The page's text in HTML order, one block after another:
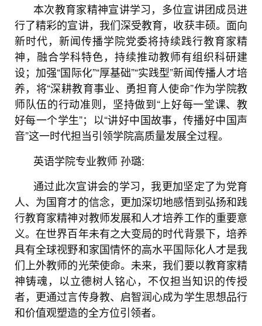
本次教育家精神宣讲学习，多位宣讲团成员进
行了精彩的宣讲，我们深受教育，收获丰硕。面向
新时代，新闻传播学院党委将持续践行教育家精
神，融合学科特色，持续推动教师有组织科研建
设；加强“国际化”“厚基础”“实践型”新闻传播人才培
养，将“深耕教育事业、勇担育人使命”作为学院教
师队伍的行动准则，坚持做到“上好每一堂课、教
好每一个学生”；以“讲好中国故事，传播好中国声
音”这一时代担当引领学院高质量发展全过程。
英语学院专业教师 孙璐:
通过此次宣讲会的学习，我更加坚定了为党育
人、为国育才的信念，更加深切地感悟到弘扬和践
行教育家精神对教师发展和人才培养工作的重要意
义。在世界百年未有之大变局的时代背景下，培养
具有全球视野和家国情怀的高水平国际化人才是我
们上外教师的光荣使命。未来，我们要以教育家精
神铸魂，以立德树人铭心，不仅担当知识的传授
者，更通过言传身教、启智润心成为学生思想品行
和价值观塑造的全方位引领者。